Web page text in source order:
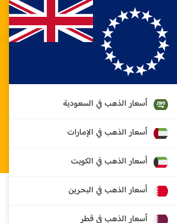
أسعار الذهب في السعودية
أسعار الذهب في الإمارات
أسعار الذهب في الكويت
أسعار الذهب في البحرين
أسعار الذهب في قطر